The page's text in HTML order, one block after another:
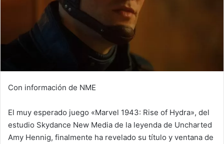
Con información de NME
El muy esperado juego «Marvel 1943: Rise of Hydra», del
estudio Skydance New Media de la leyenda de Uncharted
Amy Hennig, finalmente ha revelado su título y ventana de